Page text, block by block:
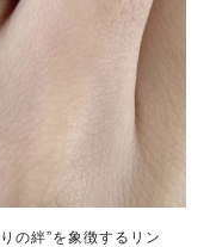
の絆”を象徴するリン